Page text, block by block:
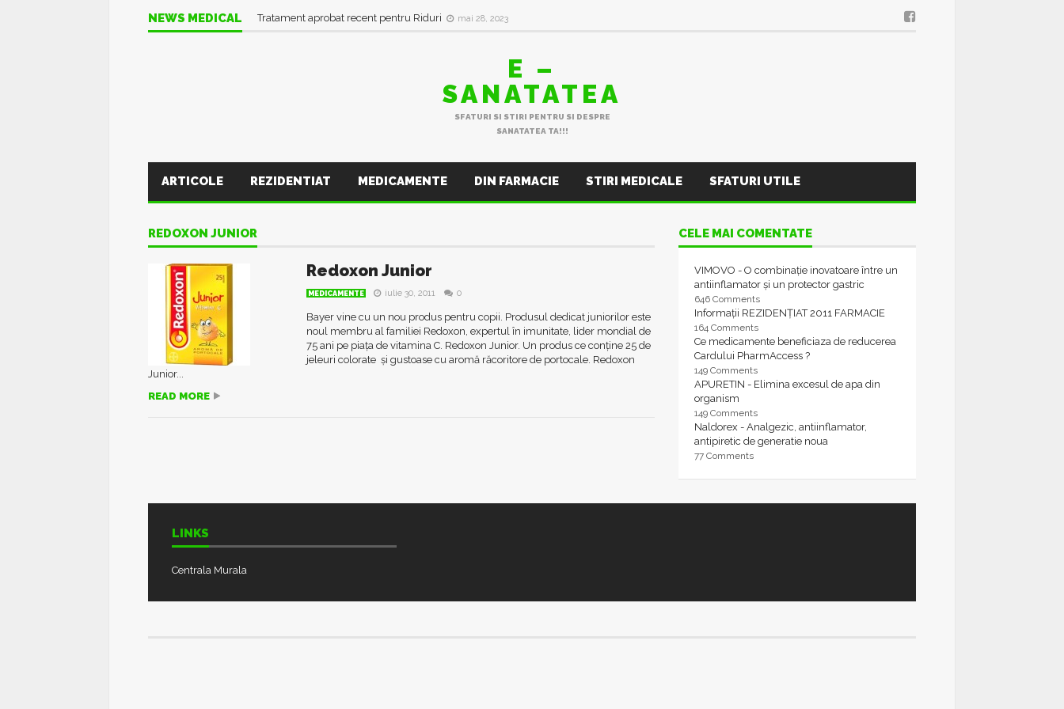
NEWS MEDICAL Tratament aprobat recent pentru Riduri mai 28, 2023
E –
SANATATEA
SFATURI SI STIRI PENTRU SI DESPRE
SANATATEA TA!!!
ARTICOLE REZIDENTIAT MEDICAMENTE DIN FARMACIE STIRI MEDICALE SFATURI UTILE
REDOXON JUNIOR
Redoxon Junior
MEDICAMENTE iulie 30, 2011 0
Bayer vine cu un nou produs pentru copii. Produsul dedicat juniorilor este
noul membru al familiei Redoxon, expertul în imunitate, lider mondial de
75 ani pe piața de vitamina C. Redoxon Junior. Un produs ce conține 25 de
jeleuri colorate și gustoase cu aromă răcoritore de portocale. Redoxon
Junior...
READ MORE
CELE MAI COMENTATE
VIMOVO - O combinație inovatoare între un
antiinflamator și un protector gastric
646 Comments
Informații REZIDENȚIAT 2011 FARMACIE
164 Comments
Ce medicamente beneficiaza de reducerea
Cardului PharmAccess ?
149 Comments
APURETIN - Elimina excesul de apa din
organism
149 Comments
Naldorex - Analgezic, antiinflamator,
antipiretic de generatie noua
77 Comments
LINKS
Centrala Murala